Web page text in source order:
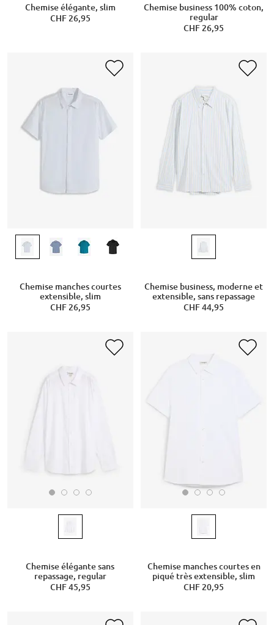
Chemise élégante, slim
CHF 26,95
Chemise business 100% coton,
regular
CHF 26,95
Chemise manches courtes
extensible, slim
CHF 26,95
Chemise business, moderne et
extensible, sans repassage
CHF 44,95
Chemise élégante sans
repassage, regular
CHF 45,95
Chemise manches courtes en
piqué très extensible, slim
CHF 20,95